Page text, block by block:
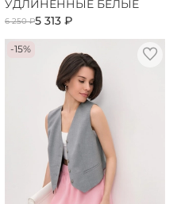
УДЛИНЕННЫЕ БЕЛЫЕ
6 250 ₽5 313 ₽
-15%